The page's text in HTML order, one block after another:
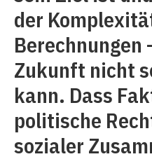
der
Berechnungen
Zukunft nicht
kann. Dass
politische
sozialer